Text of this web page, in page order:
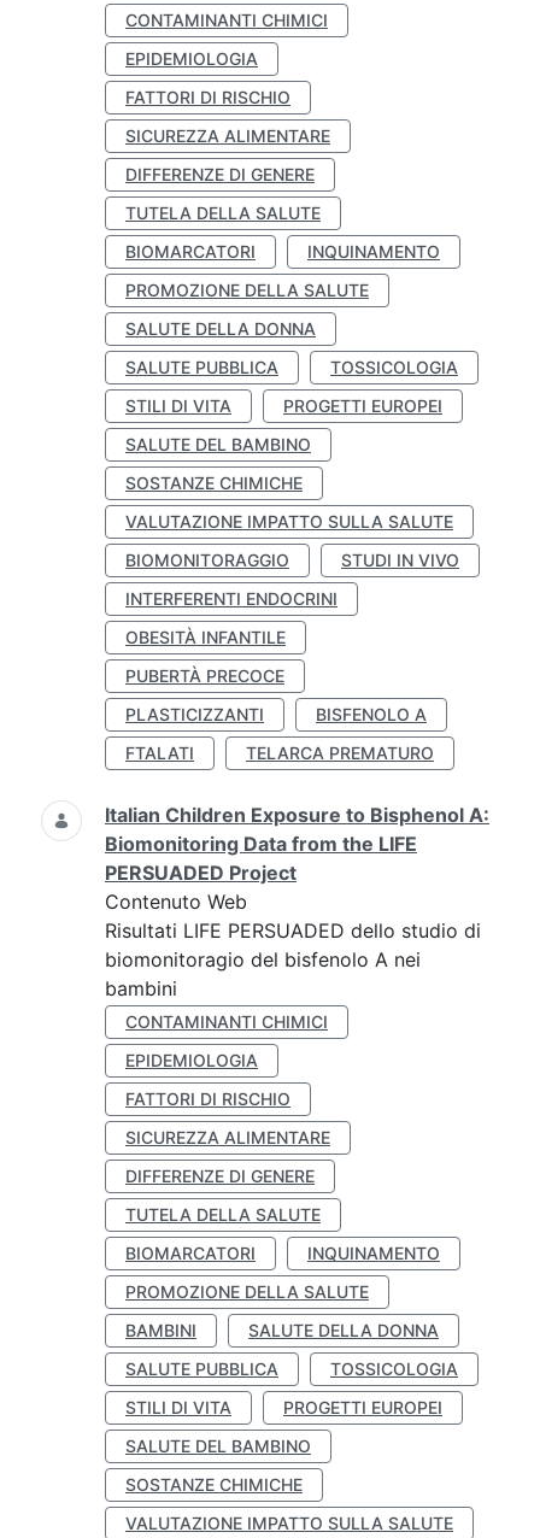
CONTAMINANTI CHIMICI
EPIDEMIOLOGIA
FATTORI DI RISCHIO
SICUREZZA ALIMENTARE
DIFFERENZE DI GENERE
TUTELA DELLA SALUTE
BIOMARCATORI
INQUINAMENTO
PROMOZIONE DELLA SALUTE
SALUTE DELLA DONNA
SALUTE PUBBLICA
TOSSICOLOGIA
STILI DI VITA
PROGETTI EUROPEI
SALUTE DEL BAMBINO
SOSTANZE CHIMICHE
VALUTAZIONE IMPATTO SULLA SALUTE
BIOMONITORAGGIO
STUDI IN VIVO
INTERFERENTI ENDOCRINI
OBESITÀ INFANTILE
PUBERTÀ PRECOCE
PLASTICIZZANTI
BISFENOLO A
FTALATI
TELARCA PREMATURO
Italian Children Exposure to Bisphenol A:
Biomonitoring Data from the LIFE
PERSUADED Project
Contenuto Web
Risultati LIFE PERSUADED dello studio di
biomonitoragio del bisfenolo A nei
bambini
CONTAMINANTI CHIMICI
EPIDEMIOLOGIA
FATTORI DI RISCHIO
SICUREZZA ALIMENTARE
DIFFERENZE DI GENERE
TUTELA DELLA SALUTE
BIOMARCATORI
INQUINAMENTO
PROMOZIONE DELLA SALUTE
BAMBINI
SALUTE DELLA DONNA
SALUTE PUBBLICA
TOSSICOLOGIA
STILI DI VITA
PROGETTI EUROPEI
SALUTE DEL BAMBINO
SOSTANZE CHIMICHE
VALUTAZIONE IMPATTO SULLA SALUTE